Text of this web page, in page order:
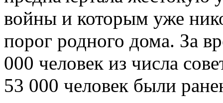
войны и которым уже
порог родного дома. За
000 человек из числа
53 000 человек были